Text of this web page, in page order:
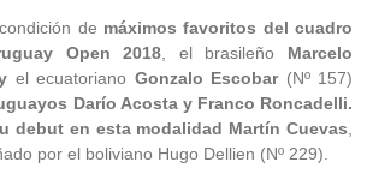
de máximos favoritos del cuadro
Open 2018 , el brasileño Marcelo
el ecuatoriano Gonzalo Escobar(Nº 157)
Darío Acosta y Franco Roncadelli.
debut en esta modalidad Martín Cuevas
por el boliviano Hugo Dellien (Nº 229).